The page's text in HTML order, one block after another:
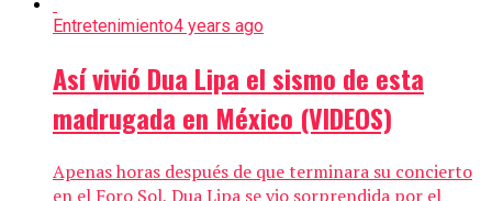
Entretenimiento4 years ago
Así vivió Dua Lipa el sismo de esta
madrugada en México (VIDEOS)
Apenas horas después de que terminara su concierto
en el Foro Sol, Dua Lipa se vio sorprendida por el